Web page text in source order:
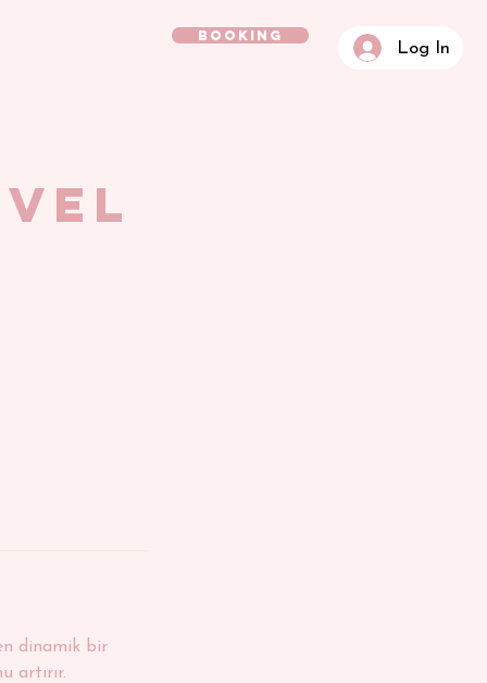
BOOKING
Log In
dinamik bir
artırır.